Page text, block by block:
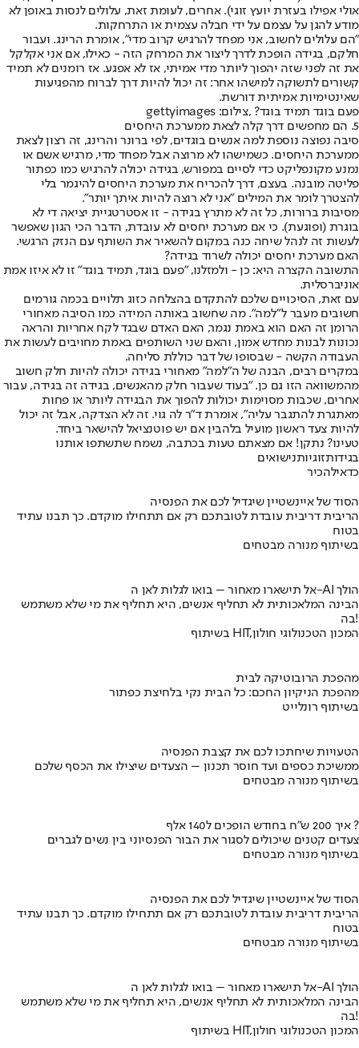
אולי אפילו בעזרת יועץ זוגי). אחרים, לעומת זאת, עלולים לנסות באופן לא
מודע להגן על עצמם על ידי חבלה עצמית או התרחקות.
"הם עלולים לחשוב, אני מפחד להרגיש קרוב מדי", אומרת הרינג. ועבור
חלקם, בגידה הופכת לדרך ליצור את המרחק הזה - כאילו, אם אני אקלקל
את זה לפני שזה יהפוך ליותר מדי אמיתי, אז לא אפגע. אז רומנים לא תמיד
קשורים לתשוקה למישהו אחר: זה יכול להיות דרך לברוח מהפגיעות
שאינטימיות אמיתית דורשת.
פעם בוגד תמיד בוגד? ,צילום: gettyimages
5. הם מחפשים דרך קלה לצאת ממערכת היחסים
סיבה נפוצה נוספת למה אנשים בוגדים, לפי ברונר והרינג, זה רצון לצאת
ממערכת היחסים. כשמישהו לא מרוצה אבל מפחד מדי, מרגיש אשם או
נמנע מקונפליקט כדי לסיים במפורש, בגידה יכולה להרגיש כמו כפתור
פליטה מובנה. בעצם, דרך להכריח את מערכת היחסים להיגמר בלי
להצטרך לומר את המילים "אני לא רוצה להיות איתך יותר".
מסיבות ברורות, כל זה לא מתרץ בגידה - זו אסטרטגיית יציאה די לא
בוגרת (ופוגעת). כי אם מערכת יחסים לא עובדת, הדבר הכי הגון שאפשר
לעשות זה לנהל שיחה כנה במקום להשאיר את השותף עם הנזק הרגשי.
האם מערכת יחסים יכולה לשרוד בגידה?
התשובה הקצרה היא: כן - ולמזלנו, "פעם בוגד, תמיד בוגד" זו לא איזו אמת
אוניברסלית.
עם זאת, הסיכויים שלכם להתקדם בהצלחה כזוג תלויים בכמה גורמים
חשובים מעבר ל"למה". מה שחשוב באותה המידה כמו הסיבה מאחורי
הרומן זה האם הוא באמת נגמר, האם האדם שבגד לקח אחריות והראה
נכונות לבנות מחדש אמון, והאם שני השותפים באמת מחויבים לעשות את
העבודה הקשה - שבסופו של דבר כוללת סליחה.
במקרים רבים, הבנה של ה"למה" מאחורי בגידה יכולה להיות חלק חשוב
מהמשוואה הזו גם כן. "בעוד שעבור חלק מהאנשים, בגידה זה בגידה, עבור
אחרים, שכבות מסוימות יכולות להפוך את הבגידה ליותר או פחות
מאתגרת להתגבר עליה", אומרת ד"ר לה גוי. זה לא הצדקה, אבל זה יכול
להיות צעד ראשון מועיל בלהבין אם יש פוטנציאל להישאר ביחד.
טעינו? נתקן! אם מצאתם טעות בכתבה, נשמח שתשתפו אותנו
בגידותזוגיותנישואים
כדאילהכיר
הסוד של איינשטיין שיגדיל לכם את הפנסיה
הריבית דריבית עובדת לטובתכם רק אם תתחילו מוקדם. כך תבנו עתיד
בטוח
בשיתוף מנורה מבטחים
אל תישארו מאחור – בואו לגלות לאן ה-AI הולך
הבינה המלאכותית לא תחליף אנשים, היא תחליף את מי שלא משתמש
בה!
בשיתוף HIT,המכון הטכנולוגי חולון
מהפכת הרובוטיקה לבית
מהפכת הניקיון החכם: כל הבית נקי בלחיצת כפתור
בשיתוף רונלייט
הטעויות שיחתכו לכם את קצבת הפנסיה
ממשיכת כספים ועד חוסר תכנון – הצעדים שיצילו את הכסף שלכם
בשיתוף מנורה מבטחים
איך 200 ש"ח בחודש הופכים ל140 אלף ?
צעדים קטנים שיכולים לסגור את הבור הפנסיוני בין נשים לגברים
בשיתוף מנורה מבטחים
הסוד של איינשטיין שיגדיל לכם את הפנסיה
הריבית דריבית עובדת לטובתכם רק אם תתחילו מוקדם. כך תבנו עתיד
בטוח
בשיתוף מנורה מבטחים
אל תישארו מאחור – בואו לגלות לאן ה-AI הולך
הבינה המלאכותית לא תחליף אנשים, היא תחליף את מי שלא משתמש
בה!
בשיתוף HIT,המכון הטכנולוגי חולון